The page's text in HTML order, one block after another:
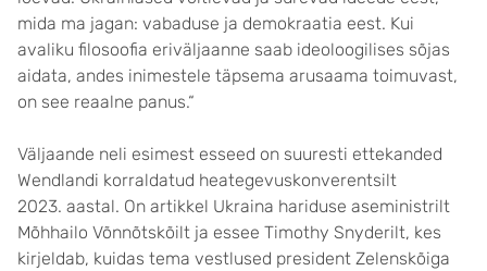
mida ma jagan: vabaduse ja demokraatia eest. Kui
avaliku filosoofia eriväljaanne saab ideoloogilises sõjas
aidata, andes inimestele täpsema arusaama toimuvast,
on see reaalne panus.“
Väljaande neli esimest esseed on suuresti ettekanded
Wendlandi korraldatud heategevuskonverentsilt
2023. aastal. On artikkel Ukraina hariduse aseministrilt
Mõhhailo Võnnõtskõilt ja essee Timothy Snyderilt, kes
kirjeldab, kuidas tema vestlused president Zelenskõiga